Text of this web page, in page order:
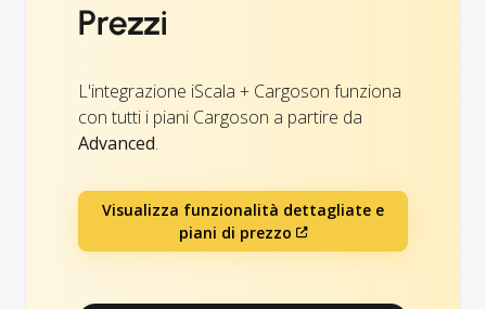
Prezzi
L'integrazione iScala + Cargoson funziona
con tutti i piani Cargoson a partire da
Advanced.
Visualizza funzionalità dettagliate e
piani di prezzo